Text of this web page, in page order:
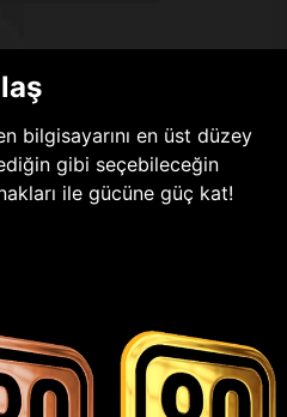
bilgisayarını en üst düzey
gibi seçebileceğin
ile gücüne güç kat!